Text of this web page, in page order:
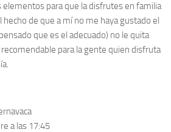
para que la disfrutes en familia
hecho de que a mí no me haya gustado el
que es el adecuado) no le quita
para la gente quien disfruta
a las 17:45